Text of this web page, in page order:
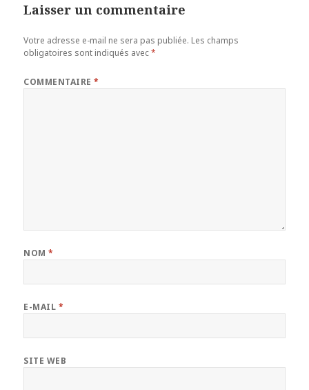
Laisser un commentaire
Votre adresse e-mail ne sera pas publiée. Les champs
obligatoires sont indiqués avec*
COMMENTAIRE*
NOM*
E-MAIL *
SITE WEB